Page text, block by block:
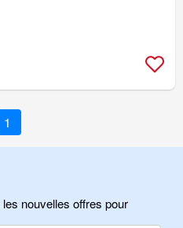
1
nouvelles offres pour